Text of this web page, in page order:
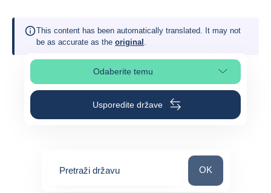
This content has been automatically translated. It may not
be as accurate as the original .
Odaberite temuOdaberite odjeljak na stranici
Usporedite države
Pretraži državu Pretraži državu
OK